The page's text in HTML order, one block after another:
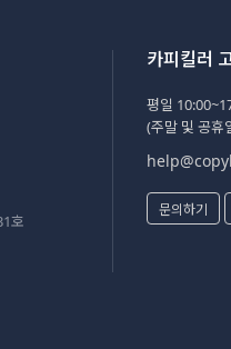
호
카피킬러
평일
(주말 및 공휴
문의하기